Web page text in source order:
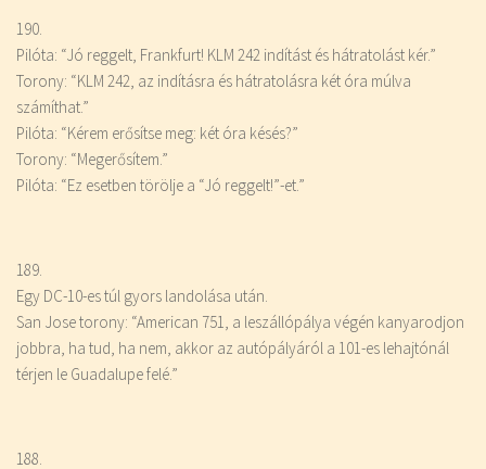
190.
Pilóta: “Jó reggelt, Frankfurt! KLM 242 indítást és hátratolást kér.”
Torony: “KLM 242, az indításra és hátratolásra két óra múlva
számíthat.”
Pilóta: “Kérem erősítse meg: két óra késés?”
Torony: “Megerősítem.”
Pilóta: “Ez esetben törölje a “Jó reggelt!”-et.”
189.
Egy DC-10-es túl gyors landolása után.
San Josetorony: “American 751, a leszállópálya végén kanyarodjon
jobbra, ha tud, ha nem, akkor az autópályáról a 101-es lehajtónál
térjen le Guadalupe felé.”
188.